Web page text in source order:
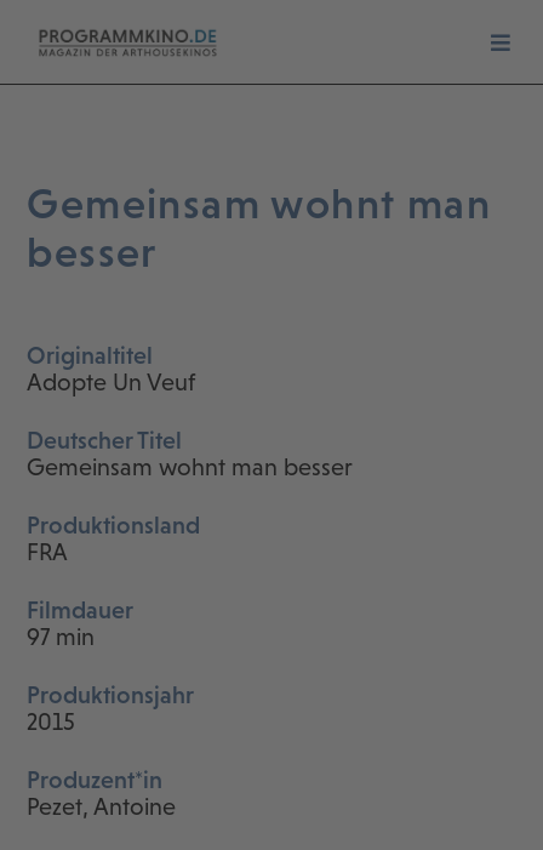
Gemeinsam wohnt man
besser
Originaltitel
Adopte Un Veuf
Deutscher Titel
Gemeinsam wohnt man besser
Produktionsland
FRA
Filmdauer
97 min
Produktionsjahr
2015
Produzent*in
Pezet, Antoine